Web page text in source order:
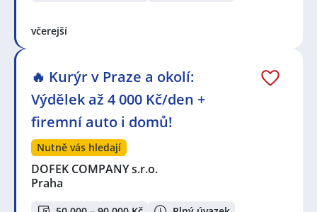
včerejší
🔥 Kurýr v Praze a okolí:
Výdělek až 4 000 Kč/den +
firemní auto i domů!
Nutně vás hledají
DOFEK COMPANY s.r.o.
Praha